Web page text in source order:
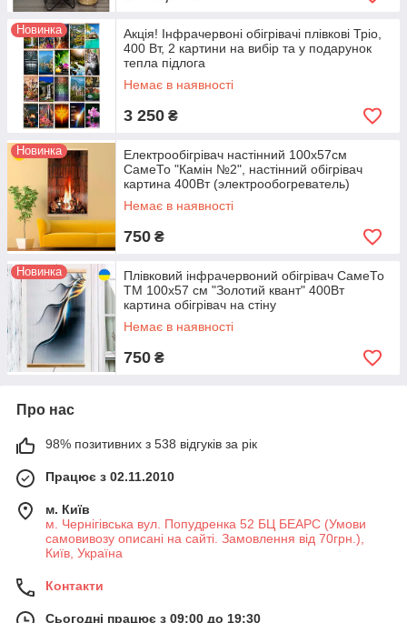
Новинка
Акція! Інфрачервоні обігрівачі плівкові Тріо,
400 Вт, 2 картини на вибір та у подарунок
тепла підлога
Немає в наявності
3 250 ₴
Новинка
Електрообігрівач настінний 100х57см
СамеТо "Камін №2", настінний обігрівач
картина 400Вт (электрообогреватель)
Немає в наявності
750 ₴
Новинка
Плівковий інфрачервоний обігрівач СамеТо
ТМ 100х57 см "Золотий квант" 400Вт
картина обігрівач на стіну
Немає в наявності
750 ₴
Про нас
98% позитивних з 538 відгуків за рік
Працює з 02.11.2010
м. Київ
м. Чернігівська вул. Попудренка 52 БЦ БЕАРС (Умови
самовивозу описані на сайті. Замовлення від 70грн.),
Київ, Україна
Контакти
Сьогодні працює з 09:00 до 19:30